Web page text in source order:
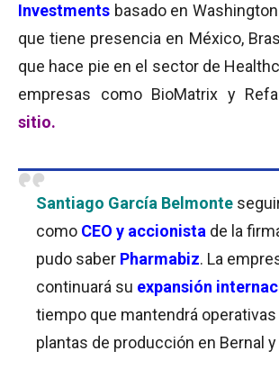
Investments basado en
que tiene presencia en México,
que hace pie en el sector de
empresas como BioMatrix y
sitio.
Santiago García Belmonte
como CEO y accionista de la
pudo saber Pharmabiz. La
continuará su expansión
tiempo que mantendrá
plantas de producción en Bernal